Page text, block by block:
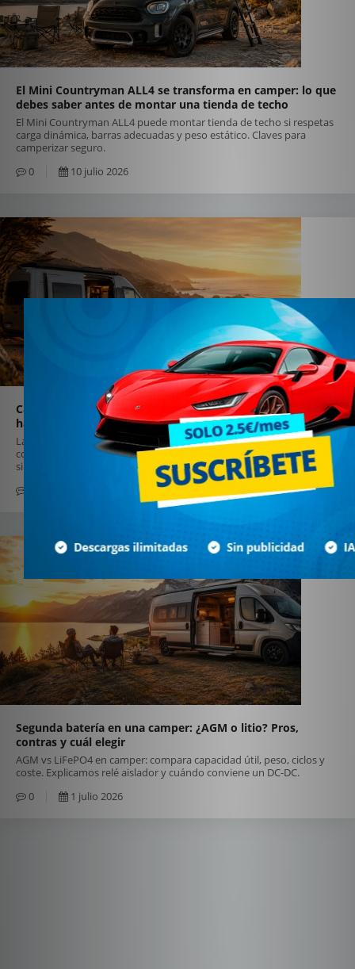
El Mini Countryman ALL4 se transforma en camper: lo que
debes saber antes de montar una tienda de techo
El Mini Countryman ALL4 puede montar tienda de techo si respetas
carga dinámica, barras adecuadas y peso estático. Claves para
camperizar seguro.
0
10 julio 2026
Calefacción estacionaria diésel: por qué se bloquea y cómo
hacerle el mantenimiento tú mismo
La calefacción diésel se bloquea por baja tensión, carbonilla,
combustible viejo u obstrucciones. Con rutinas en alta y revisiones
simples, se evita.
Segunda batería en una camper: ¿AGM o litio? Pros,
contras y cuál elegir
AGM vs LiFePO4 en camper: compara capacidad útil, peso, ciclos y
coste. Explicamos relé aislador y cuándo conviene un DC-DC.
0
1 julio 2026